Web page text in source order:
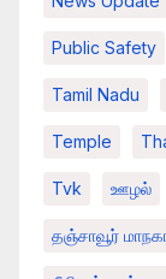
Public Safety
Tamil Nadu
Temple
Tvk ஊழல்
தஞ்சாவூர்